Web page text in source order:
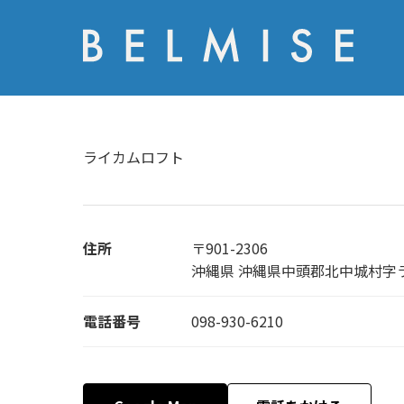
ライカムロフト
住所
〒901-2306
沖縄県 沖縄県中頭郡北中城村
電話番号 098-930-6210